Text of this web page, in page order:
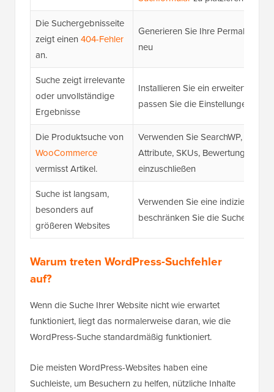
Die Suchergebnisseite
zeigt einen 404-Fehler
an.
Generieren Sie Ihre Permalinks in
neu
Suche zeigt irrelevante
oder unvollständige
Ergebnisse
Installieren Sie ein erweitertes
passen Sie die Einstellungen der
Die Produktsuche von
WooCommerce
vermisst Artikel.
Verwenden Sie SearchWP, um
Attribute, SKUs, Bewertungen
einzuschließen
Suche ist langsam,
besonders auf
größeren Websites
Verwenden Sie eine indizierte
beschränken Sie die Suche auf
Warum treten WordPress-Suchfehler
auf?
Wenn die Suche Ihrer Website nicht wie erwartet
funktioniert, liegt das normalerweise daran, wie die
WordPress-Suche standardmäßig funktioniert.
Die meisten WordPress-Websites haben eine
Suchleiste, um Besuchern zu helfen, nützliche Inhalte